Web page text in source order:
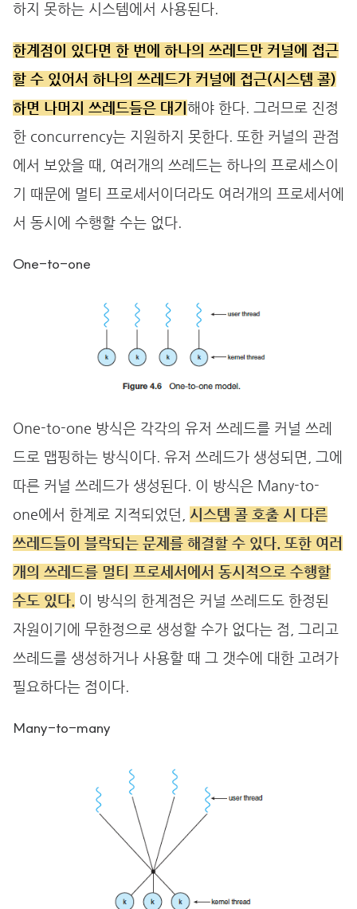
하지 못하는 시스템에서 사용된다.
한계점이 있다면 한 번에 하나의 쓰레드만 커널에 접근
할 수 있어서 하나의 쓰레드가 커널에 접근(시스템 콜)
하면 나머지 쓰레드들은 대기 해야 한다. 그러므로 진정
한 concurrency는 지원하지 못한다. 또한 커널의 관점
에서 보았을 때, 여러개의 쓰레드는 하나의 프로세스이
기 때문에 멀티 프로세서이더라도 여러개의 프로세서에
서 동시에 수행할 수는 없다.
One-to-one
One-to-one 방식은 각각의 유저 쓰레드를 커널 쓰레
드로 맵핑하는 방식이다. 유저 쓰레드가 생성되면, 그에
따른 커널 쓰레드가 생성된다. 이 방식은 Many-to-
one에서 한계로 지적되었던, 시스템 콜 호출 시 다른
쓰레드들이 블락되는 문제를 해결할 수 있다. 또한 여러
개의 쓰레드를 멀티 프로세서에서 동시적으로 수행할
수도 있다. 이 방식의 한계점은 커널 쓰레드도 한정된
자원이기에 무한정으로 생성할 수가 없다는 점, 그리고
쓰레드를 생성하거나 사용할 때 그 갯수에 대한 고려가
필요하다는 점이다.
Many-to-many